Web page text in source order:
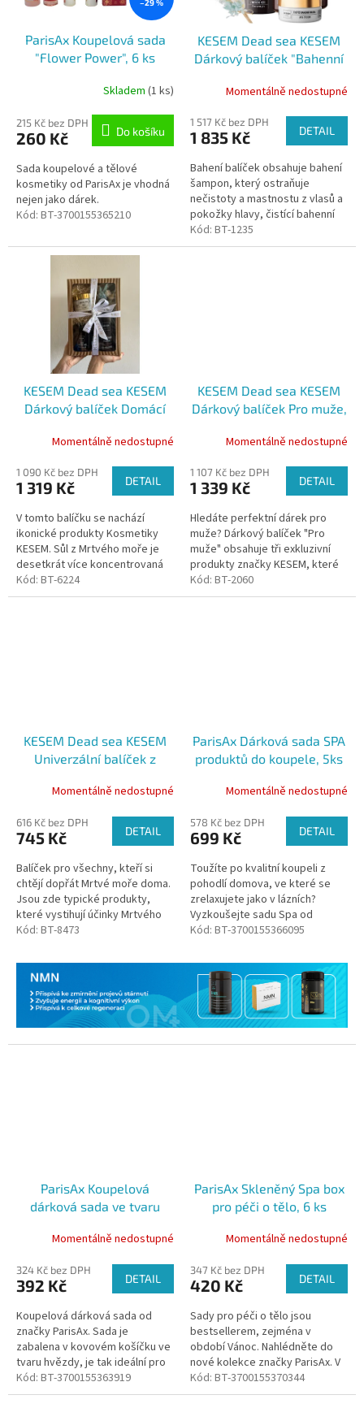
–29 %
ParisAx Koupelová sada
"Flower Power", 6 ks
Skladem (1 ks)
215 Kč bez DPH
260 Kč Do košíku
Sada koupelové a tělové
kosmetiky od ParisAx je vhodná
nejen jako dárek.
Kód: BT-3700155365210
KESEM Dead sea KESEM
Dárkový balíček "Bahenní
Momentálně nedostupné
1 517 Kč bez DPH
1 835 Kč DETAIL
Bahení balíček obsahuje bahení
šampon, který ostraňuje
nečistoty a mastnostu z vlasů a
pokožky hlavy, čistící bahenní
masku, která skvěle odstraňuje
černé tečky a stahuje póry a...
Kód: BT-1235
KESEM Dead sea KESEM
Dárkový balíček Domácí
Momentálně nedostupné
1 090 Kč bez DPH
1 319 Kč DETAIL
V tomto balíčku se nachází
ikonické produkty Kosmetiky
KESEM. Sůl z Mrtvého moře je
desetkrát více koncentrovaná
než klasická mořská sůl.
Obsahuje jedinečné minerály,
Kód: BT-6224
KESEM Dead sea KESEM
Dárkový balíček Pro muže,
Momentálně nedostupné
1 107 Kč bez DPH
1 339 Kč DETAIL
Hledáte perfektní dárek pro
muže? Dárkový balíček "Pro
muže" obsahuje tři exkluzivní
produkty značky KESEM, které
kombinují přírodní ingredience s
blahodárnými minerály z...
Kód: BT-2060
KESEM Dead sea KESEM
Univerzální balíček z
Momentálně nedostupné
616 Kč bez DPH
745 Kč DETAIL
Balíček pro všechny, kteří si
chtějí dopřát Mrtvé moře doma.
Jsou zde typické produkty,
které vystihují účinky Mrtvého
moře: Sůl z Mrtvého moře s
Kód: BT-8473
ParisAx Dárková sada SPA
produktů do koupele, 5ks
Momentálně nedostupné
578 Kč bez DPH
699 Kč DETAIL
Toužíte po kvalitní koupeli z
pohodlí domova, ve které se
zrelaxujete jako v lázních?
Vyzkoušejte sadu Spa od
značky ParisAx. Sada je vhodná
Kód: BT-3700155366095
ParisAx Koupelová
dárková sada ve tvaru
Momentálně nedostupné
324 Kč bez DPH
392 Kč DETAIL
Koupelová dárková sada od
značky ParisAx. Sada je
zabalena v kovovém košíčku ve
tvaru hvězdy, je tak ideální pro
výstavu produktů v koupelně.
Kód: BT-3700155363919
ParisAx Skleněný Spa box
pro péči o tělo, 6 ks
Momentálně nedostupné
347 Kč bez DPH
420 Kč DETAIL
Sady pro péči o tělo jsou
bestsellerem, zejména v
období Vánoc. Nahlédněte do
nové kolekce značky ParisAx. V
této sadě naleznete produkty,
které ještě více zpříjemní Váš
Kód: BT-3700155370344